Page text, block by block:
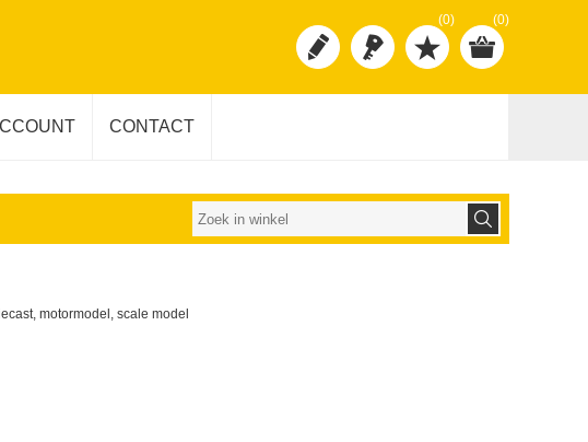
(0) (0)
CONTACT
motormodel, scale model